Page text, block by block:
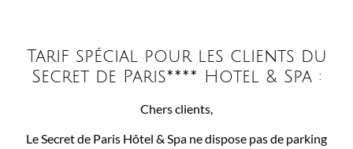
Tarif spécial pour les clients du
Secret de Paris**** Hotel & Spa :
Chers clients,
Le Secret de Paris Hôtel & Spa ne dispose pas de parking